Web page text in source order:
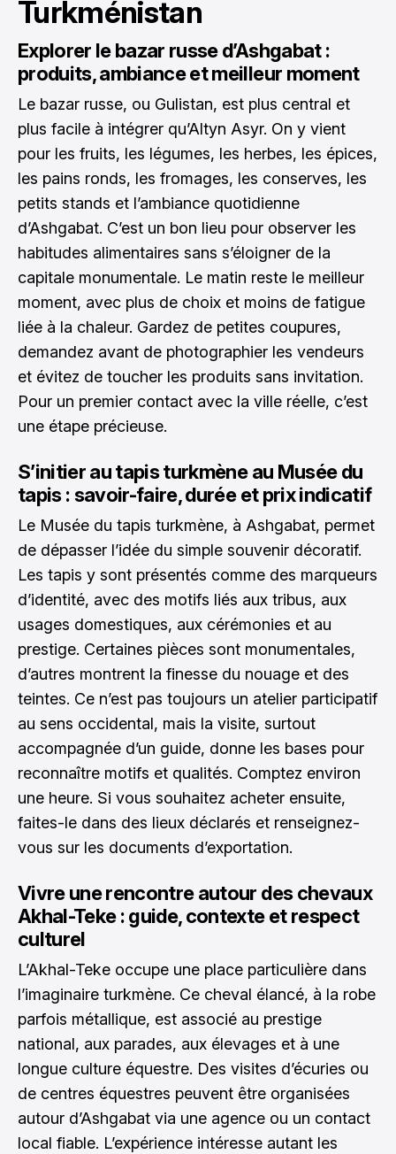
Turkménistan
Explorer le bazar russe d’Ashgabat :
produits, ambiance et meilleur moment
Le bazar russe, ou Gulistan, est plus central et
plus facile à intégrer qu’Altyn Asyr. On y vient
pour les fruits, les légumes, les herbes, les épices,
les pains ronds, les fromages, les conserves, les
petits stands et l’ambiance quotidienne
d’Ashgabat. C’est un bon lieu pour observer les
habitudes alimentaires sans s’éloigner de la
capitale monumentale. Le matin reste le meilleur
moment, avec plus de choix et moins de fatigue
liée à la chaleur. Gardez de petites coupures,
demandez avant de photographier les vendeurs
et évitez de toucher les produits sans invitation.
Pour un premier contact avec la ville réelle, c’est
une étape précieuse.
S’initier au tapis turkmène au Musée du
tapis : savoir-faire, durée et prix indicatif
Le Musée du tapis turkmène, à Ashgabat, permet
de dépasser l’idée du simple souvenir décoratif.
Les tapis y sont présentés comme des marqueurs
d’identité, avec des motifs liés aux tribus, aux
usages domestiques, aux cérémonies et au
prestige. Certaines pièces sont monumentales,
d’autres montrent la finesse du nouage et des
teintes. Ce n’est pas toujours un atelier participatif
au sens occidental, mais la visite, surtout
accompagnée d’un guide, donne les bases pour
reconnaître motifs et qualités. Comptez environ
une heure. Si vous souhaitez acheter ensuite,
faites-le dans des lieux déclarés et renseignez-
vous sur les documents d’exportation.
Vivre une rencontre autour des chevaux
Akhal-Teke : guide, contexte et respect
culturel
L’Akhal-Teke occupe une place particulière dans
l’imaginaire turkmène. Ce cheval élancé, à la robe
parfois métallique, est associé au prestige
national, aux parades, aux élevages et à une
longue culture équestre. Des visites d’écuries ou
de centres équestres peuvent être organisées
autour d’Ashgabat via une agence ou un contact
local fiable. L’expérience intéresse autant les